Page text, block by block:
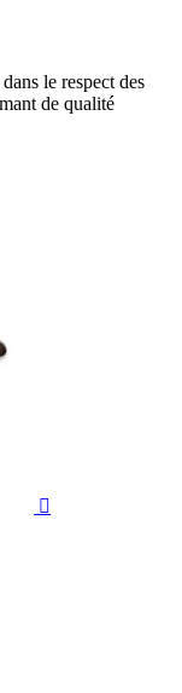
le respect des
de qualité
